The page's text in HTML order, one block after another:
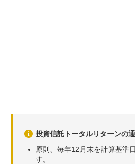
投資信託トータルリターンの
原則、毎年12月末を計算基準
す。